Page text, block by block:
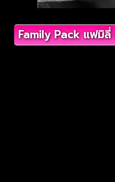
Family Pack แฟมิ